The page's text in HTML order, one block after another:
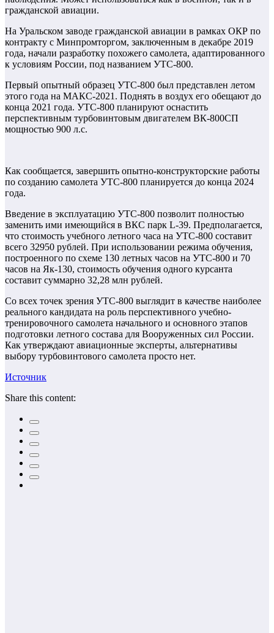
гражданской авиации.
На Уральском заводе гражданской авиации в рамках ОКР по
контракту с Минпромторгом, заключенным в декабре 2019
года, начали разработку похожего самолета, адаптированного
к условиям России, под названием УТС-800.
Первый опытный образец УТС-800 был представлен летом
этого года на МАКС-2021. Поднять в воздух его обещают до
конца 2021 года. УТС-800 планируют оснастить
перспективным турбовинтовым двигателем ВК-800СП
мощностью 900 л.с.
Как сообщается, завершить опытно-конструкторские работы
по созданию самолета УТС-800 планируется до конца 2024
года.
Введение в эксплуатацию УТС-800 позволит полностью
заменить ими имеющийся в ВКС парк L-39. Предполагается,
что стоимость учебного летного часа на УТС-800 составит
всего 32950 рублей. При использовании режима обучения,
построенного по схеме 130 летных часов на УТС-800 и 70
часов на Як-130, стоимость обучения одного курсанта
составит суммарно 32,28 млн рублей.
Со всех точек зрения УТС-800 выглядит в качестве наиболее
реального кандидата на роль перспективного учебно-
тренировочного самолета начального и основного этапов
подготовки летного состава для Вооруженных сил России.
Как утверждают авиационные эксперты, альтернативы
выбору турбовинтового самолета просто нет.
Источник
Share this content: